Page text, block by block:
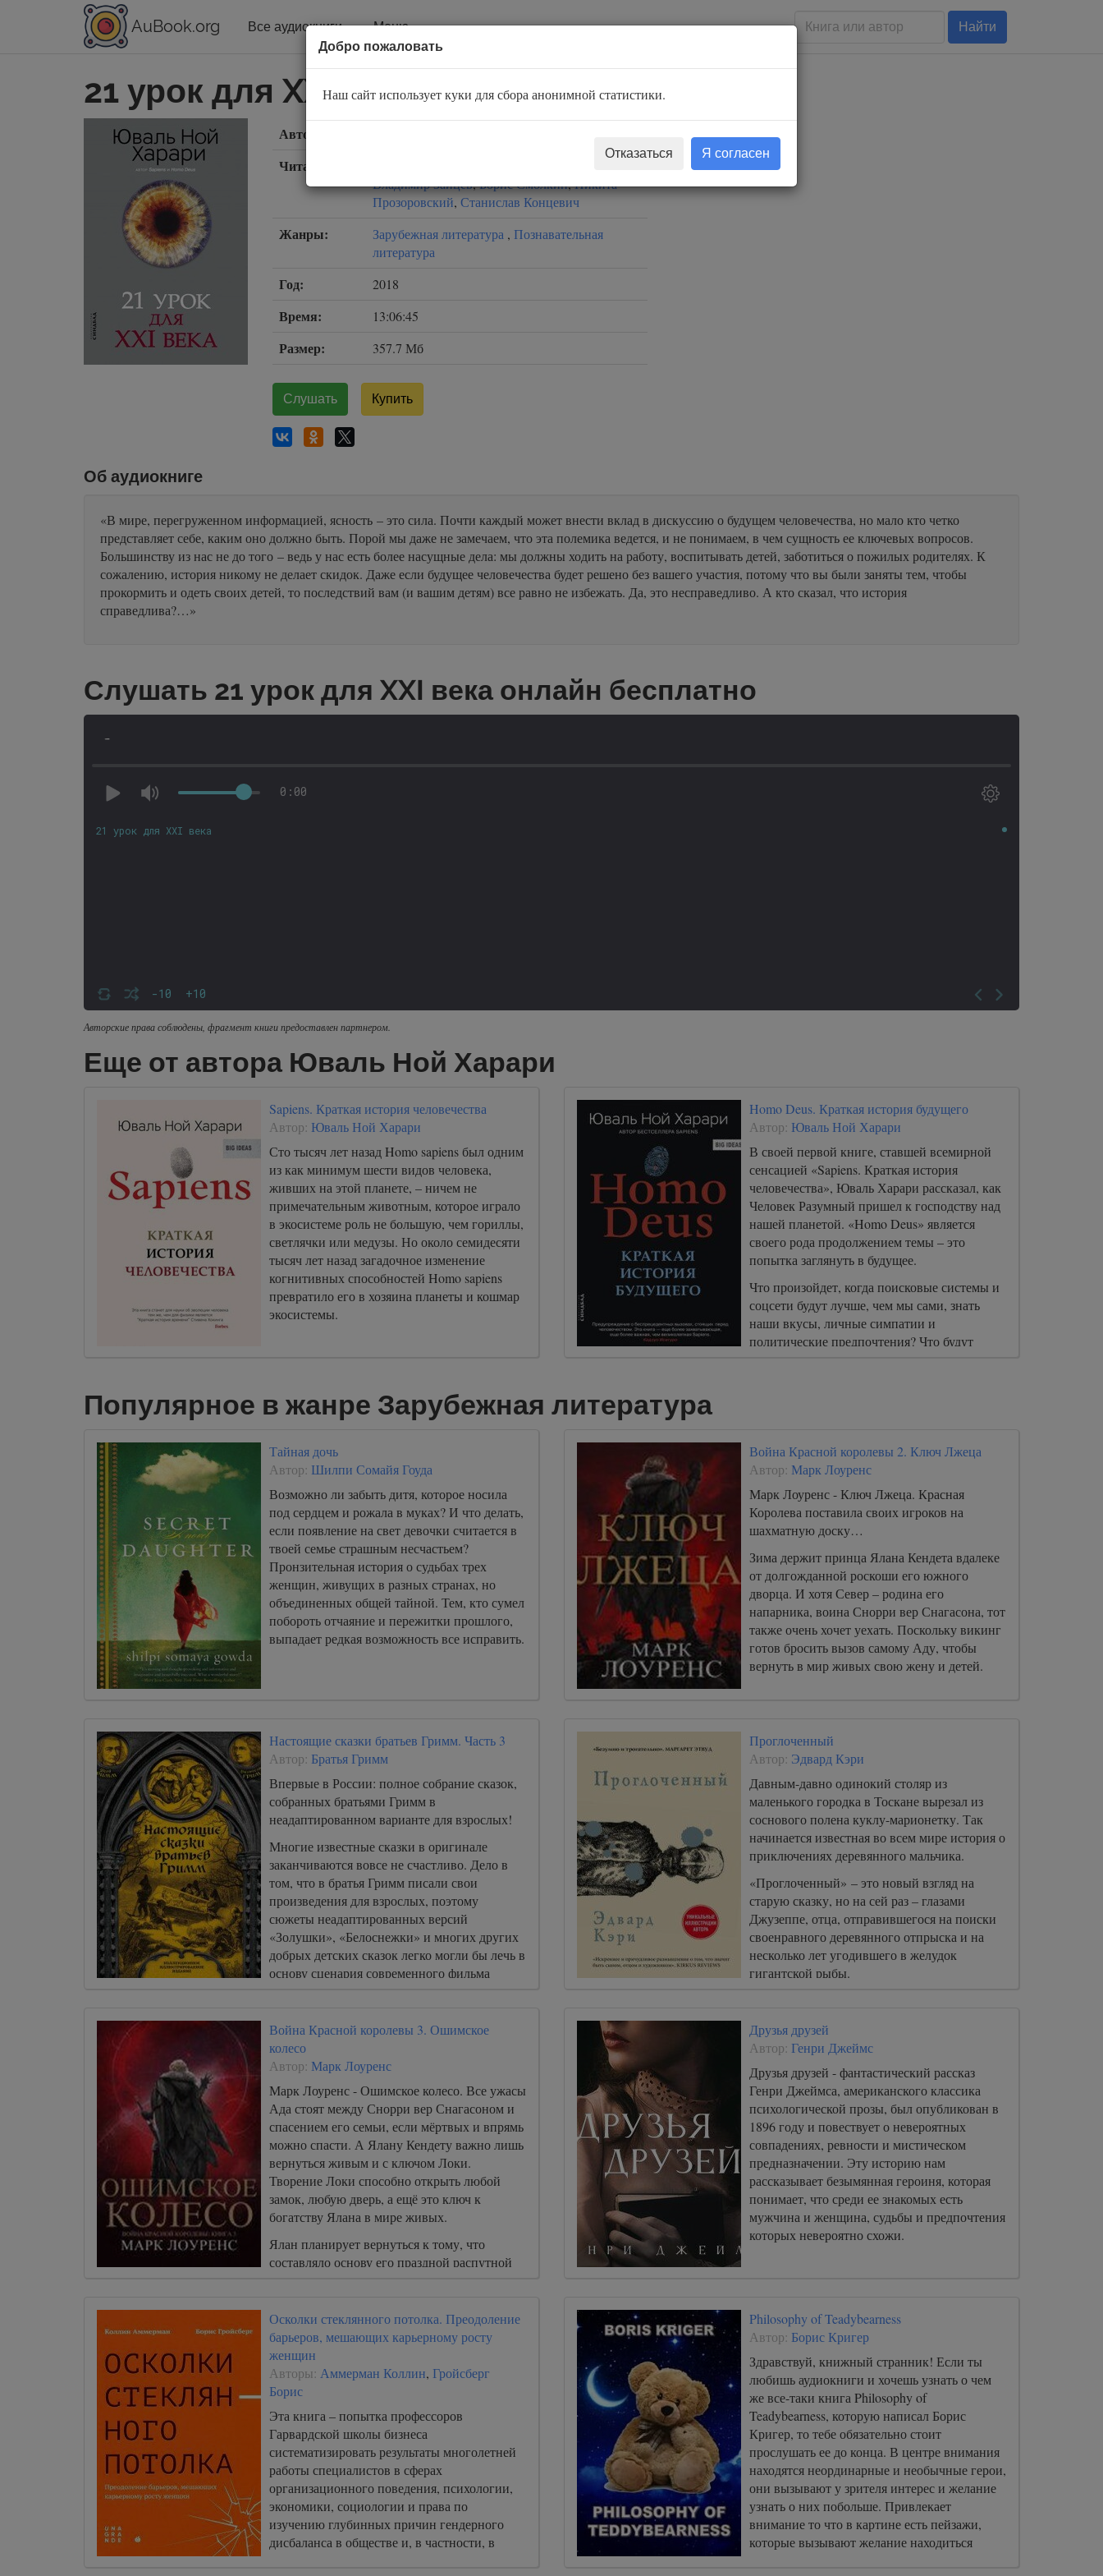
AuBook.org Все аудиокниги Меню Найти
21 урок для XXI века
Автор:
Читают:
Владимир Зайцев,Борис Смолкин,Никита
Прозоровский, Станислав Концевич
Жанры: Зарубежная литература , Познавательная
литература
Год: 2018
Время: 13:06:45
Размер: 357.7 Мб
Слушать Купить
Об аудиокниге
«В мире, перегруженном информацией, ясность – это сила. Почти каждый может внести вклад в дискуссию о будущем человечества, но мало кто четко
представляет себе, каким оно должно быть. Порой мы даже не замечаем, что эта полемика ведется, и не понимаем, в чем сущность ее ключевых вопросов.
Большинству из нас не до того – ведь у нас есть более насущные дела: мы должны ходить на работу, воспитывать детей, заботиться о пожилых родителях. К
сожалению, история никому не делает скидок. Даже если будущее человечества будет решено без вашего участия, потому что вы были заняты тем, чтобы
прокормить и одеть своих детей, то последствий вам (и вашим детям) все равно не избежать. Да, это несправедливо. А кто сказал, что история
справедлива?…»
Слушать 21 урок для XXI века онлайн бесплатно
-
0:00
-10 +10
21 урок для XXI века
Авторские права соблюдены, фрагмент книги предоставлен партнером.
Еще от автора Юваль Ной Харари
Sapiens. Краткая история человечества
Автор: Юваль Ной Харари
Сто тысяч лет назад Homo sapiens был одним
из как минимум шести видов человека,
живших на этой планете, – ничем не
примечательным животным, которое играло
в экосистеме роль не большую, чем гориллы,
светлячки или медузы. Но около семидесяти
тысяч лет назад загадочное изменение
когнитивных способностей Homo sapiens
превратило его в хозяина планеты и кошмар
экосистемы.
Homo Deus. Краткая история будущего
Автор: Юваль Ной Харари
В своей первой книге, ставшей всемирной
сенсацией «Sapiens. Краткая история
человечества», Юваль Харари рассказал, как
Человек Разумный пришел к господству над
нашей планетой. «Homo Deus» является
своего рода продолжением темы – это
попытка заглянуть в будущее.
Что произойдет, когда поисковые системы и
соцсети будут лучше, чем мы сами, знать
наши вкусы, личные симпатии и
политические предпочтения? Что будут
полномочий и компетенций от живых людей
к сетевым алгоритмам? Что должен
планету от своей же разрушительной силы?..
Популярное в жанре Зарубежная литература
Тайная дочь
Автор: Шилпи Сомайя Гоуда
Возможно ли забыть дитя, которое носила
под сердцем и рожала в муках? И что делать,
если появление на свет девочки считается в
твоей семье страшным несчастьем?
Пронзительная история о судьбах трех
женщин, живущих в разных странах, но
объединенных общей тайной. Тем, кто сумел
побороть отчаяние и пережитки прошлого,
выпадает редкая возможность все исправить.
Война Красной королевы 2. Ключ Лжеца
Автор: Марк Лоуренс
Марк Лоуренс - Ключ Лжеца. Красная
Королева поставила своих игроков на
шахматную доску…
Зима держит принца Ялана Кендета вдалеке
от долгожданной роскоши его южного
дворца. И хотя Север – родина его
напарника, воина Снорри вер Снагасона, тот
также очень хочет уехать. Поскольку викинг
готов бросить вызов самому Аду, чтобы
вернуть в мир живых свою жену и детей.
Настоящие сказки братьев Гримм. Часть 3
Автор: Братья Гримм
Впервые в России: полное собрание сказок,
собранных братьями Гримм в
неадаптированном варианте для взрослых!
Многие известные сказки в оригинале
заканчиваются вовсе не счастливо. Дело в
том, что в братья Гримм писали свои
произведения для взрослых, поэтому
сюжеты неадаптированных версий
«Золушки», «Белоснежки» и многих других
добрых детских сказок легко могли бы лечь в
основу сценария современного фильма
Проглоченный
Автор: Эдвард Кэри
Давным-давно одинокий столяр из
маленького городка в Тоскане вырезал из
соснового полена куклу-марионетку. Так
начинается известная во всем мире история о
приключениях деревянного мальчика.
«Проглоченный» – это новый взгляд на
старую сказку, но на сей раз – глазами
Джузеппе, отца, отправившегося на поиски
своенравного деревянного отпрыска и на
несколько лет угодившего в желудок
гигантской рыбы.
Война Красной королевы 3. Ошимское
колесо
Автор: Марк Лоуренс
Марк Лоуренс - Ошимское колесо. Все ужасы
Ада стоят между Снорри вер Снагасоном и
спасением его семьи, если мёртвых и впрямь
можно спасти. А Ялану Кендету важно лишь
вернуться живым и с ключом Локи.
Творение Локи способно открыть любой
замок, любую дверь, а ещё это ключ к
богатству Ялана в мире живых.
Ялан планирует вернуться к тому, что
составляло основу его праздной распутной
Друзья друзей
Автор: Генри Джеймс
Друзья друзей - фантастический рассказ
Генри Джеймса, американского классика
психологической прозы, был опубликован в
1896 году и повествует о невероятных
совпадениях, ревности и мистическом
предназначении. Эту историю нам
рассказывает безымянная героиня, которая
понимает, что среди ее знакомых есть
мужчина и женщина, судьбы и предпочтения
которых невероятно схожи.
Осколки стеклянного потолка. Преодоление
барьеров, мешающих карьерному росту
женщин
Авторы: Аммерман Коллин, Гройсберг
Борис
Эта книга – попытка профессоров
Гарвардской школы бизнеса
систематизировать результаты многолетней
работы специалистов в сферах
организационного поведения, психологии,
экономики, социологии и права по
изучению глубинных причин гендерного
дисбаланса в обществе и, в частности, в
Philosophy of Teadybearness
Автор: Борис Кригер
Здравствуй, книжный странник! Если ты
любишь аудиокниги и хочешь узнать о чем
же все-таки книга Philosophy of
Teadybearness, которую написал Борис
Кригер, то тебе обязательно стоит
прослушать ее до конца. В центре внимания
находятся неординарные и необычные герои,
они вызывают у зрителя интерес и желание
узнать о них побольше. Привлекает
внимание то что в картине есть пейзажи,
которые вызывают желание находиться
Добро пожаловать
Наш сайт использует куки для сбора анонимной статистики.
Отказаться Я согласен